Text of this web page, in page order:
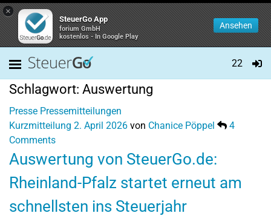
×
SteuerGo App
forium GmbH
kostenlos - In Google Play
Ansehen
22
Schlagwort: Auswertung
Presse Pressemitteilungen
Kurzmitteilung 2. April 2026 von Chanice Pöppel
4
Comments
Auswertung von SteuerGo.de:
Rheinland-Pfalz startet erneut am
schnellsten ins Steuerjahr